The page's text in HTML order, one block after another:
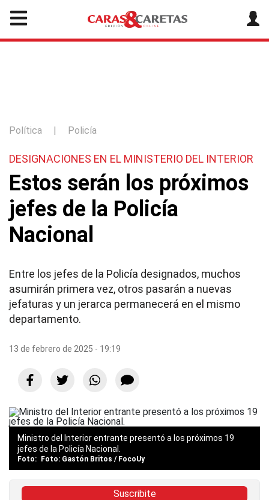
Política | Policía
DESIGNACIONES EN EL MINISTERIO DEL INTERIOR
Estos serán los próximos
jefes de la Policía
Nacional
Entre los jefes de la Policía designados, muchos
asumirán primera vez, otros pasarán a nuevas
jefaturas y un jerarca permanecerá en el mismo
departamento.
13 de febrero de 2025 - 19:19
Ministro del Interior entrante presentó a los próximos 19
jefes de la Policía Nacional.
Foto: Gastón Britos / FocoUy
Suscribite